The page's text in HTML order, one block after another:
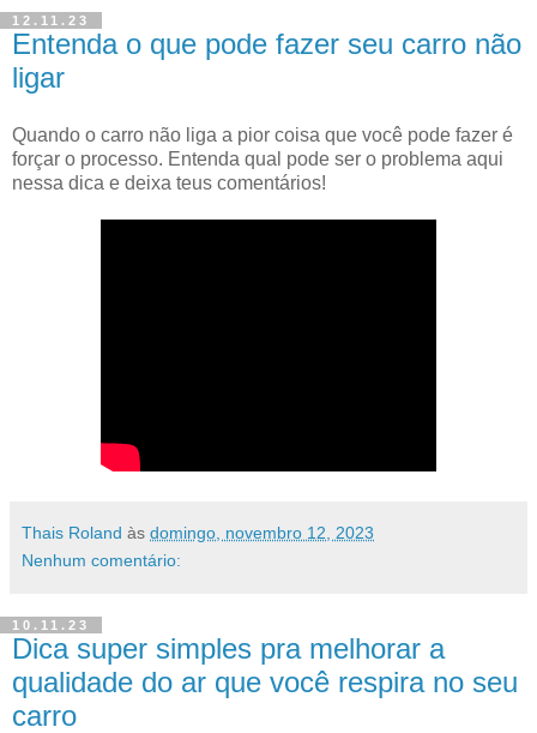
12.11.23
Entenda o que pode fazer seu carro não
ligar
Quando o carro não liga a pior coisa que você pode fazer é
forçar o processo. Entenda qual pode ser o problema aqui
nessa dica e deixa teus comentários!
Thais Roland às domingo, novembro 12, 2023
Nenhum comentário:
10.11.23
Dica super simples pra melhorar a
qualidade do ar que você respira no seu
carro